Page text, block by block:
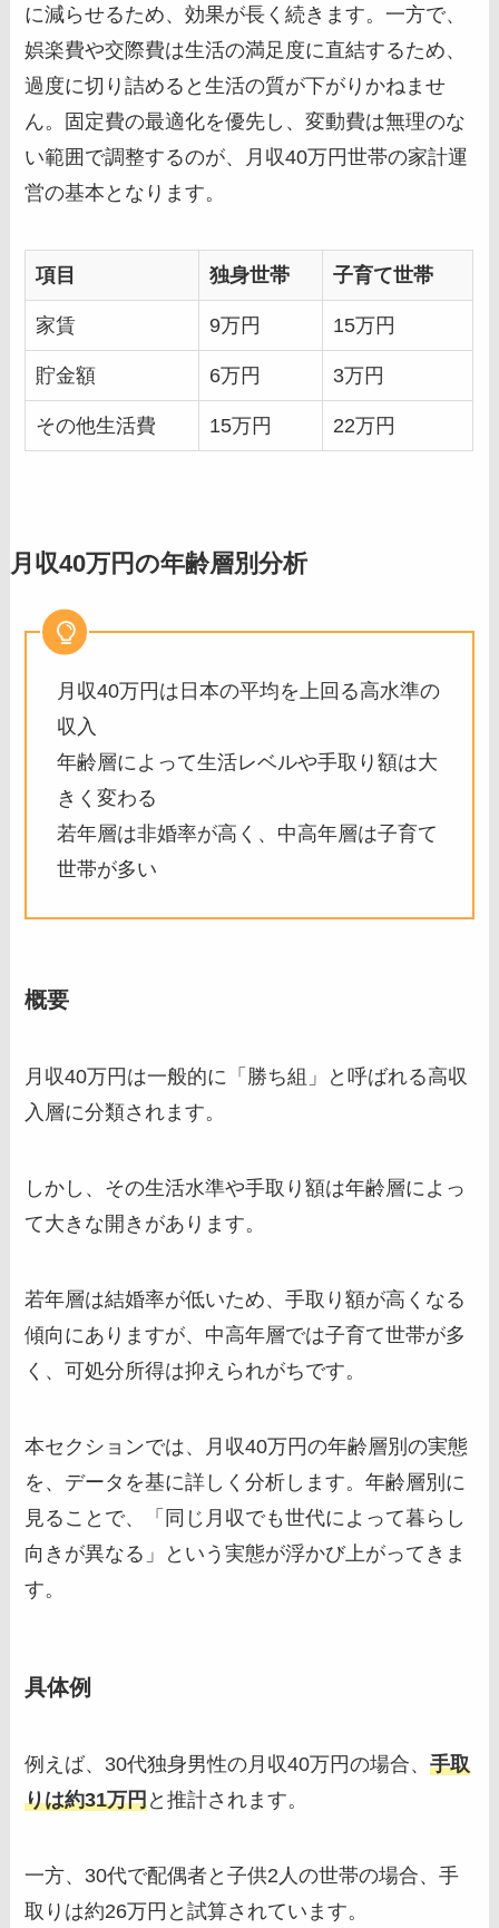
に減らせるため、効果が長く続きます。一方で、
娯楽費や交際費は生活の満足度に直結するため、
過度に切り詰めると生活の質が下がりかねませ
ん。固定費の最適化を優先し、変動費は無理のな
い範囲で調整するのが、月収40万円世帯の家計運
営の基本となります。
項目 独身世帯 子育て世帯
家賃 9万円 15万円
貯金額 6万円 3万円
その他生活費 15万円 22万円
月収40万円の年齢層別分析
月収40万円は日本の平均を上回る高水準の
収入
年齢層によって生活レベルや手取り額は大
きく変わる
若年層は非婚率が高く、中高年層は子育て
世帯が多い
概要
月収40万円は一般的に「勝ち組」と呼ばれる高収
入層に分類されます。
しかし、その生活水準や手取り額は年齢層によっ
て大きな開きがあります。
若年層は結婚率が低いため、手取り額が高くなる
傾向にありますが、中高年層では子育て世帯が多
く、可処分所得は抑えられがちです。
本セクションでは、月収40万円の年齢層別の実態
を、データを基に詳しく分析します。年齢層別に
見ることで、「同じ月収でも世代によって暮らし
向きが異なる」という実態が浮かび上がってきま
す。
具体例
例えば、30代独身男性の月収40万円の場合、手取
りは約31万円と推計されます。
一方、30代で配偶者と子供2人の世帯の場合、手
取りは約26万円と試算されています。